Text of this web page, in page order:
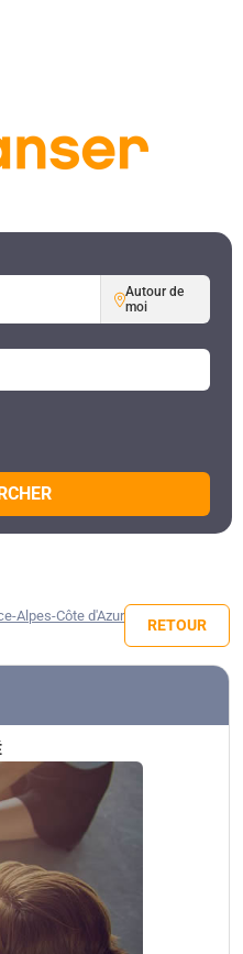
Autour de
moi
Alpes-Côte d'Azur
RETOUR